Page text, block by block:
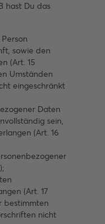
hast Du das
sowie den
(Art. 15
Umständen
eingeschränkt
Daten
sein,
(Art. 16
(Art. 17
bestimmten
nicht